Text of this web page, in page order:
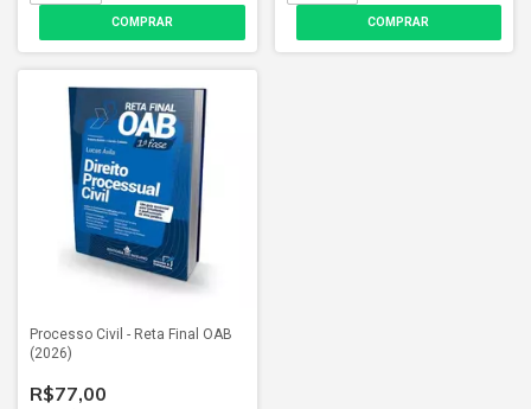
Processo Civil - Reta Final OAB
(2026)
R$77,00